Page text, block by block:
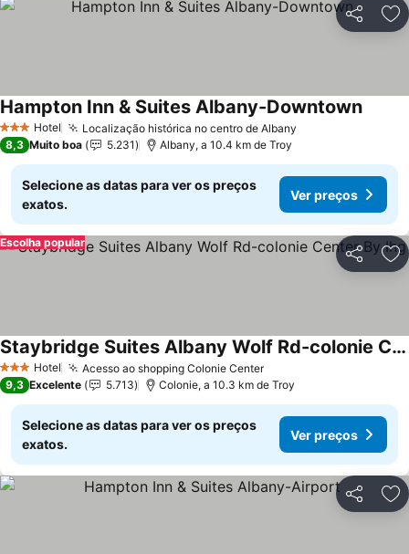
Partilhar
3 EstrelasHotel Localização histórica no centro de Albany
Hampton Inn & Suites Albany-Downtown
8,3 Muito boa 5.231 Albany, a 10.4 km de Troy
Selecione as datas para ver os preços
exatos.
Ver preços
Partilhar
Escolha popular
3 EstrelasHotel Acesso ao shopping Colonie Center
Staybridge Suites Albany Wolf Rd-colonie Center By Ihg
9,3 Excelente 5.713 Colonie, a 10.3 km de Troy
Selecione as datas para ver os preços
exatos.
Ver preços
Partilhar